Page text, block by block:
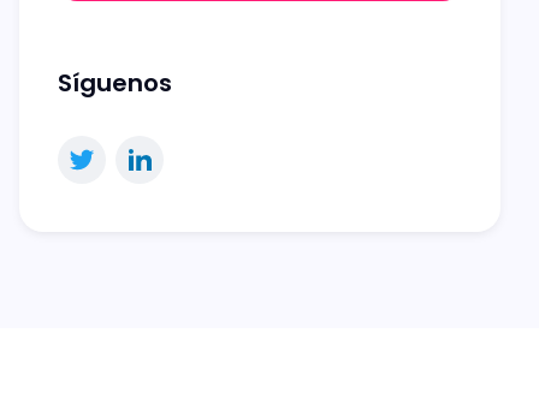
Síguenos